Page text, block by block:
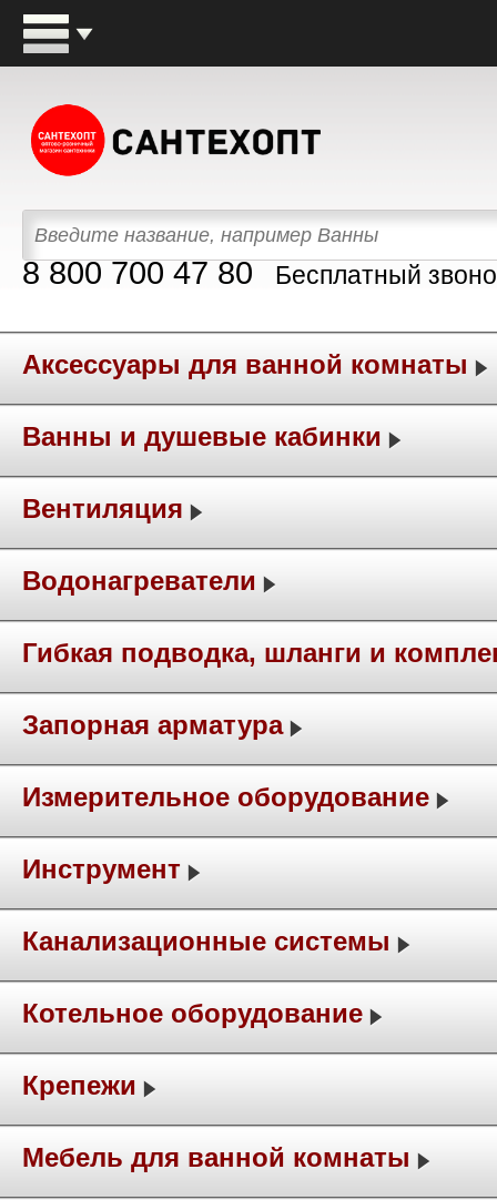
8 800 700 47 80 Бесплатный
Аксессуары для ванной комнаты
Ванны и душевые кабинки
Вентиляция
Водонагреватели
Гибкая подводка, шланги и
Запорная арматура
Измерительное оборудование
Инструмент
Канализационные системы
Котельное оборудование
Крепежи
Мебель для ванной комнаты